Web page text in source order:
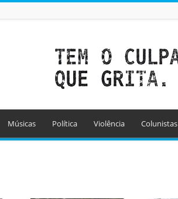
Músicas Política Violência Colunistas